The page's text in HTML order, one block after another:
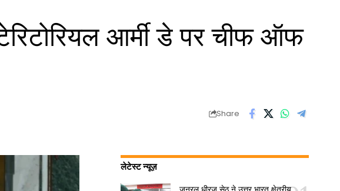
आर्मी डे पर चीफ ऑफ
Share
लेटेस्ट न्यूज़